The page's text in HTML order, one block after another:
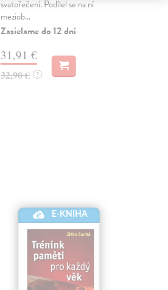
svatořečení. Podílel se na ní
meziob...
Zasielame do 12 dní
31,91 €
32,90 € ?
E-KNIHA